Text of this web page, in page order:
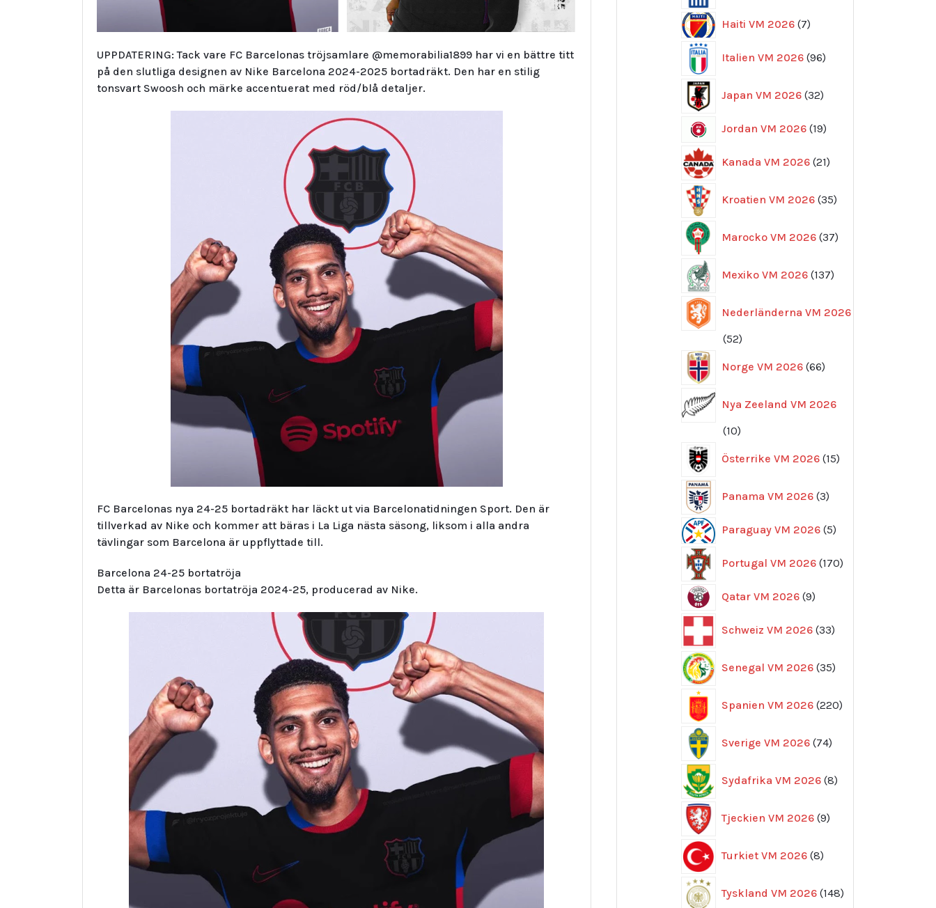
UPPDATERING: Tack vare FC Barcelonas tröjsamlare @memorabilia1899 har vi en bättre titt
på den slutliga designen av Nike Barcelona 2024-2025 bortadräkt. Den har en stilig
tonsvart Swoosh och märke accentuerat med röd/blå detaljer.
FC Barcelonas nya 24-25 bortadräkt har läckt ut via Barcelonatidningen Sport. Den är
tillverkad av Nike och kommer att bäras i La Liga nästa säsong, liksom i alla andra
tävlingar som Barcelona är uppflyttade till.
Barcelona 24-25 bortatröja
Detta är Barcelonas bortatröja 2024-25, producerad av Nike.
Haiti VM 2026 77
Italien VM 2026 96
produkter
Japan VM 2026 32
produkter
Jordan VM 2026 1919
Kanada VM 2026 21
produkter
Kroatien VM 2026 35
produkter
Marocko VM 2026 37
produkter
Mexiko VM 2026 137
produkter
Nederländerna VM 2026
5252
Norge VM 2026 66
produkter
Nya Zeeland VM 2026
1010
Österrike VM 2026 15
produkter
Panama VM 2026 3
produkter
Paraguay VM 2026 55
Portugal VM 2026 170
produkter
Qatar VM 2026 99
Schweiz VM 2026 33
produkter
Senegal VM 2026 35
produkter
Spanien VM 2026 220
produkter
Sverige VM 2026 74
produkter
Sydafrika VM 2026 8
produkter
Tjeckien VM 2026 9
produkter
Turkiet VM 2026 8
produkter
Tyskland VM 2026 148
produkter